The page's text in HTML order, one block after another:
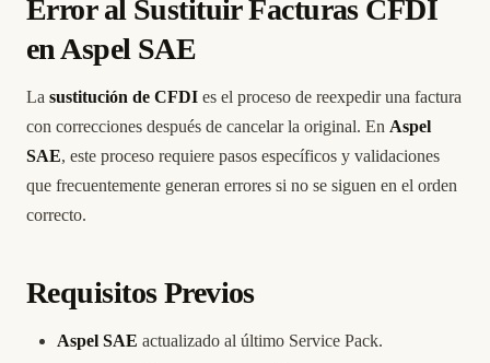
Error al Sustituir Facturas CFDI
en Aspel SAE
La sustitución de CFDI es el proceso de reexpedir una factura
con correcciones después de cancelar la original. En Aspel
SAE, este proceso requiere pasos específicos y validaciones
que frecuentemente generan errores si no se siguen en el orden
correcto.
Requisitos Previos
Aspel SAE actualizado al último Service Pack.